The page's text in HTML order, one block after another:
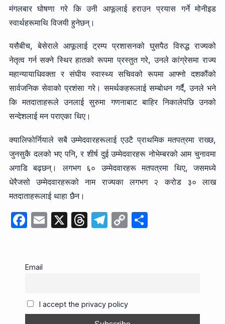
मंगलबार घोषणा गरे कि उनी आफूलाई हराउन प्रयास गर्ने मोनीइड
स्वार्थहरूमाथि विजयी हुनेछन्।
यसैबीच, बेसेराले आफूलाई ट्रम्प प्रशासनको घुसपैठ विरुद्ध राज्यको
नेतृत्व गर्न सक्ने स्थिर हातको रूपमा प्रस्तुत गरे, उनले कांग्रेसमा राज्य
महान्यायाधिवक्ता र संघीय स्वास्थ्य सचिवको रूपमा आफ्नो दशकौंको
सार्वजनिक सेवाको प्रशंसा गरे। समर्थकहरूलाई सम्बोधन गर्दै, उनले भने
कि मतदाताहरूले उनलाई सुरुमा गणनाबाट बाहिर निकालेपछि उनको
सन्देशलाई मन पराएका थिए।
क्यालिफोर्नियाले सबै उम्मेदवारहरूलाई एउटै प्राथमिक मतपत्रमा राख्छ,
जुनसुकै दलको भए पनि, र शीर्ष दुई उम्मेदवारहरू नोभेम्बरको आम चुनावमा
अगाडि बढ्छन्। लगभग ६० उम्मेदवारहरू मतपत्रमा थिए, जसमध्ये
धेरैजसो उम्मेदवारहरूको नाम राज्यका लगभग २ करोड ३० लाख
मतदाताहरूलाई थाहा छैन।
F
e
o
o
E X T
s
T
m
C
n
k
S
Email
I accept the privacy policy